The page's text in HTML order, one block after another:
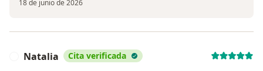
18 de junio de 2026
Natalia Cita verificada